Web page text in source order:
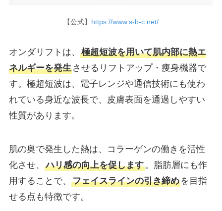
【公式】 https://www.s-b-c.net/
オンダリフトは、 極超短波を用いて肌内部に熱エ
ネルギーを発生させるリフトアップ・痩身機器で
す。極超短波は、電子レンジや通信技術にも使わ
れている身近な波長で、皮膚表面を通過しやすい
性質があります。
肌の奥で発生した熱は、コラーゲンの働きを活性
化させ、 ハリ感の向上を促します。脂肪層にも作
用することで、 フェイスラインの引き締めを目指
せる点も特徴です。